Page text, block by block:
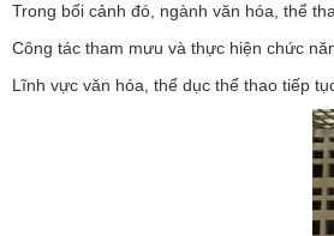
Trong bối cảnh đó, ngành văn hóa, thể
Công tác tham mưu và thực hiện chức
Lĩnh vực văn hóa, thể dục thể thao tiếp